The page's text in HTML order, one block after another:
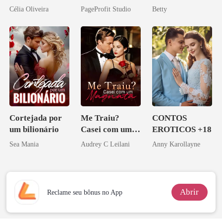
babá na fazenda
Célia Oliveira PageProfit Studio
Vingança da
Marcada
Betty
Cortejada por
um bilionário
Sea Mania
Me Traiu?
Casei com um
Magnata
Audrey C Leilani
CONTOS
EROTICOS +18
Anny Karollayne
Reclame seu bônus no App Abrir